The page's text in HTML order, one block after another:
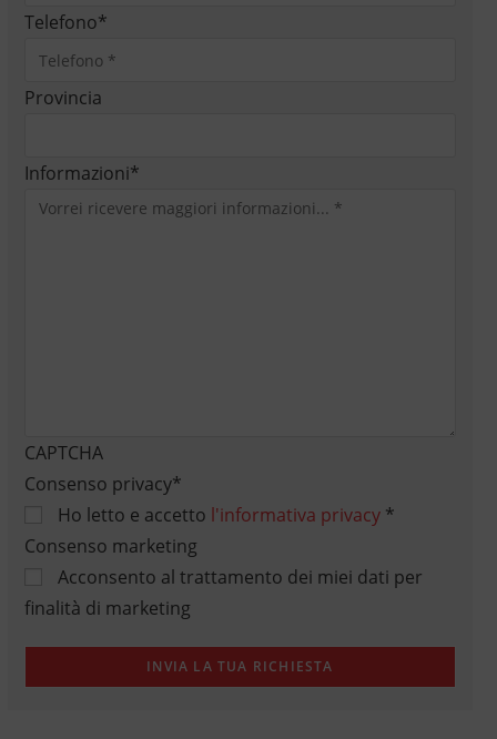
Telefono*
Provincia
Informazioni*
CAPTCHA
Consenso privacy*
Ho letto e accetto l'informativa privacy*
Consenso marketing
Acconsento al trattamento dei miei dati per
finalità di marketing